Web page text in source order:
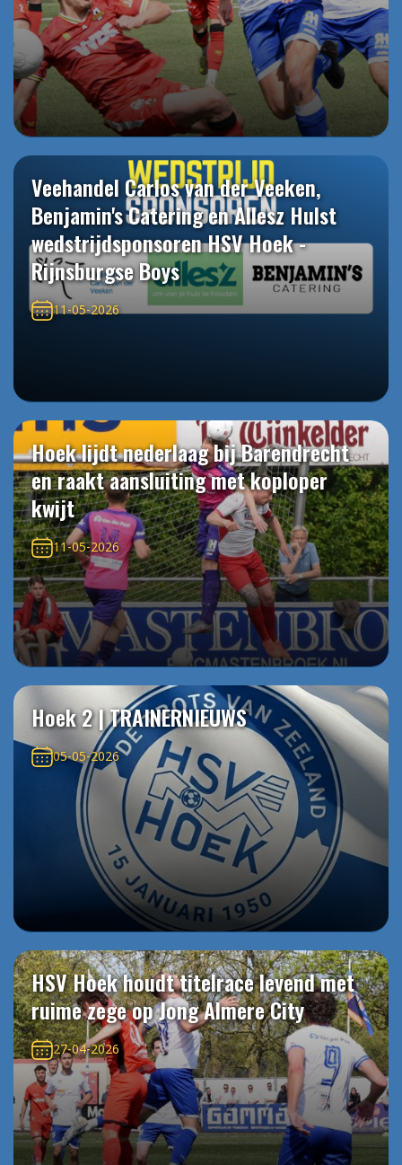
Veehandel Carlos van der Veeken,
Benjamin's Catering en Allesz Hulst
wedstrijdsponsoren HSV Hoek -
Rijnsburgse Boys
11-05-2026
Hoek lijdt nederlaag bij Barendrecht
en raakt aansluiting met koploper
kwijt
11-05-2026
Hoek 2 | TRAINERNIEUWS
05-05-2026
HSV Hoek houdt titelrace levend met
ruime zege op Jong Almere City
27-04-2026